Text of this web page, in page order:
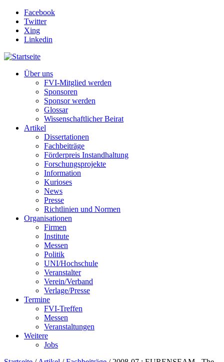
Direkt zum Inhalt
Facebook
Twitter
Xing
Linkedin
Über uns
FVI-Mitglied werden
Sponsoren
Sponsor werden
Glossar
Wissenschaftlicher Beirat
Artikel
Dissertationen
Fachbeiträge
Förderpreis Instandhaltung
Forschungsprojekte
Information
Kurioses
News
Presse
Richtlinien und Normen
Organisationen
Firmen
Institute
Messen
Politik
UNI/Hochschule
Veranstalter
Verein/Verband
Verlage/Presse
Termine
FVI-Treffen
Messen
Veranstaltungen
Weitere
Jobs